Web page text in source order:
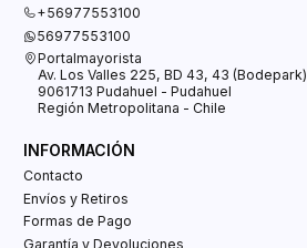
+56977553100
56977553100
Portalmayorista
Av. Los Valles 225, BD 43, 43 (Bodepark)
9061713 Pudahuel - Pudahuel
Región Metropolitana - Chile
INFORMACIÓN
Contacto
Envíos y Retiros
Formas de Pago
Garantía y Devoluciones